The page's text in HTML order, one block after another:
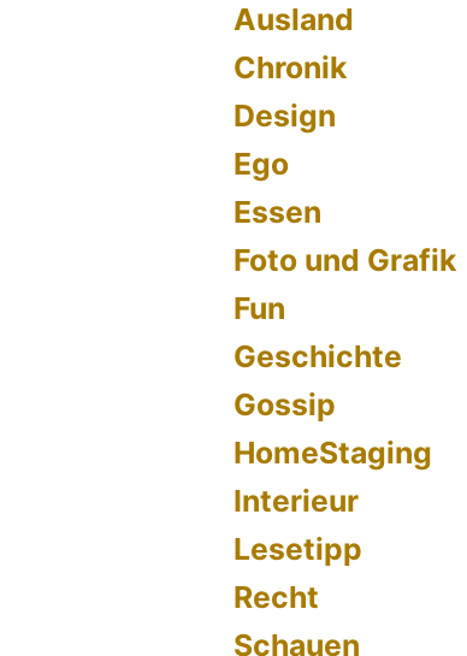
Ausland
Chronik
Design
Ego
Essen
Foto und Grafik
Fun
Geschichte
Gossip
HomeStaging
Interieur
Lesetipp
Recht
Schauen